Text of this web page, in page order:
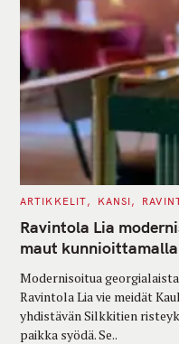
C
T
E
G
O
I
E
S
ARTIKKELIT KANSI
Ravintola Lia
maut
Modernisoitua
Ravintola Lia vie meidät
yhdistävän Silkkitien
paikka syödä. Se..